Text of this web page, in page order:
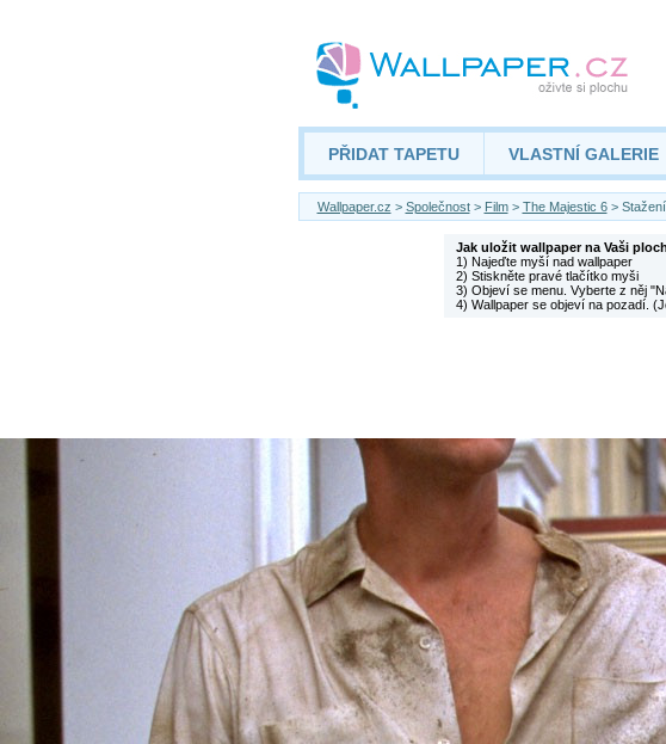
PŘIDAT TAPETU VLASTNÍ GALERIE
Wallpaper.cz > Společnost> Film> The Majestic 6> Stažení
Jak uložit wallpaper na Vaši
1) Najeďte myší nad wallpaper
2) Stiskněte pravé tlačítko myši
3) Objeví se menu. Vyberte z něj
4) Wallpaper se objeví na pozadí.